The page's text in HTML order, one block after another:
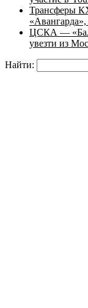
Трансферы
ЦСКА —
увезти из
Найти: